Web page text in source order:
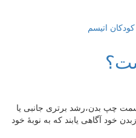
اتيسم
چپ بدن،رشد برتری جانبی یا
خود آگاهی یابند که به نوبهٔ خود